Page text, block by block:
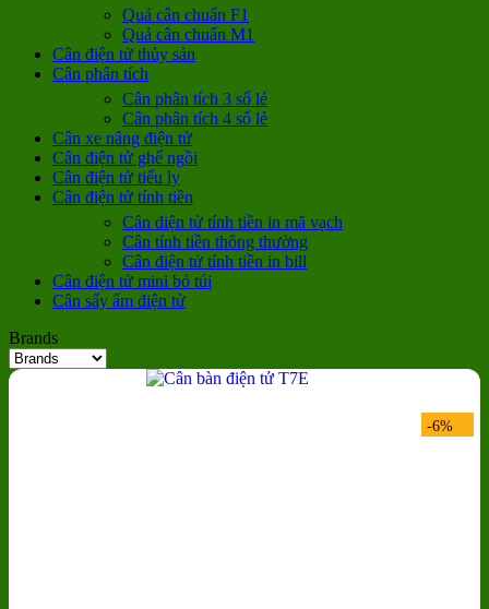
Quả cân chuẩn F1
Quả cân chuẩn M1
Cân điện tử thủy sản
Cân phân tích
Cân phân tích 3 số lẻ
Cân phân tích 4 số lẻ
Cân xe nâng điện tử
Cân điện tử ghế ngồi
Cân điện tử tiểu ly
Cân điện tử tính tiền
Cân điện tử tính tiền in mã vạch
Cân tính tiền thông thường
Cân điện tử tính tiền in bill
Cân điện tử mini bỏ túi
Cân sấy ẩm điện tử
Brands
-6%